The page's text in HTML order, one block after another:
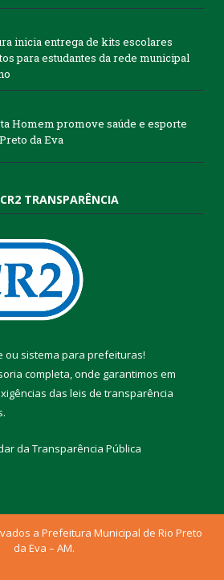
inicia entrega de kits escolares
para estudantes da rede municipal
Homem promove saúde e esporte
da Eva
TRANSPARÊNCIA
ou sistema para prefeituras!
completa, onde garantimos em
das leis de transparência
da Transparência Pública
a Prefeitura Municipal de Rio Preto
da Eva – AM.